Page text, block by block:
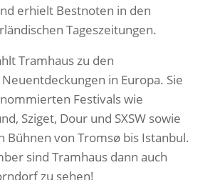
erhielt Bestnoten in den
Tageszeitungen.
Tramhaus zu den
in Europa. Sie
Festivals wie
Sziget, Dour und SXSW sowie
Bühnen von Tromsø bis Istanbul.
sind Tramhaus dann auch
zu sehen!